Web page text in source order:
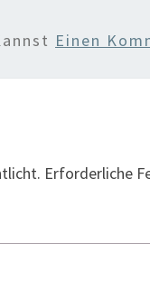
Einen
Erforderliche